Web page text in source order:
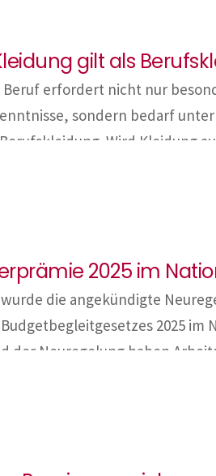
gilt als
erfordert nicht nur
sondern bedarf
Wird Kleidung
genutzt und ist eine
2025 im
wurde die angekündigte
2025 im
der Neuregelung haben
pro Arbeitnehmerin bzw.